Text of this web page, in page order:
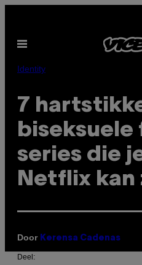
de
inhoud
Open
Identity
7
biseksuele
series die
Netflix kan
Door Kerensa Cadenas
Deel: